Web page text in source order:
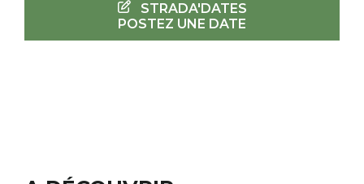
STRADA'DATES
POSTEZ UNE DATE